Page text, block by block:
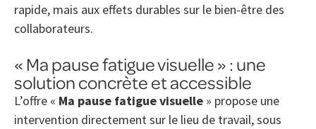
rapide, mais aux effets durables sur le bien-être des
collaborateurs.
« Ma pause fatigue visuelle » : une
solution concrète et accessible
L’offre « Ma pause fatigue visuelle » propose une
intervention directement sur le lieu de travail, sous